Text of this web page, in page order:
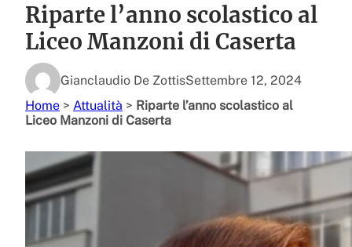
Riparte l’anno scolastico al
Liceo Manzoni di Caserta
Gianclaudio De ZottisSettembre 12, 2024
Home > Attualità > Riparte l’anno scolastico al
Liceo Manzoni di Caserta